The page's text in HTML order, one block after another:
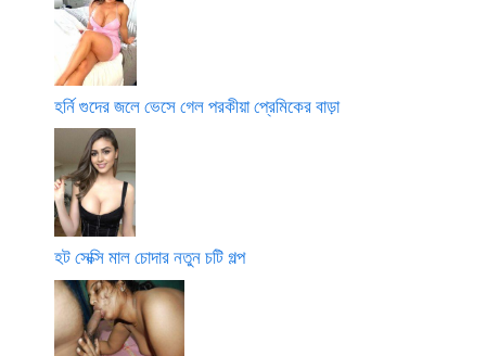
হর্নি গুদের জলে ভেসে গেল পরকীয়া প্রেমিকের বাড়া
হট সেক্সি মাল চোদার নতুন চটি গল্প